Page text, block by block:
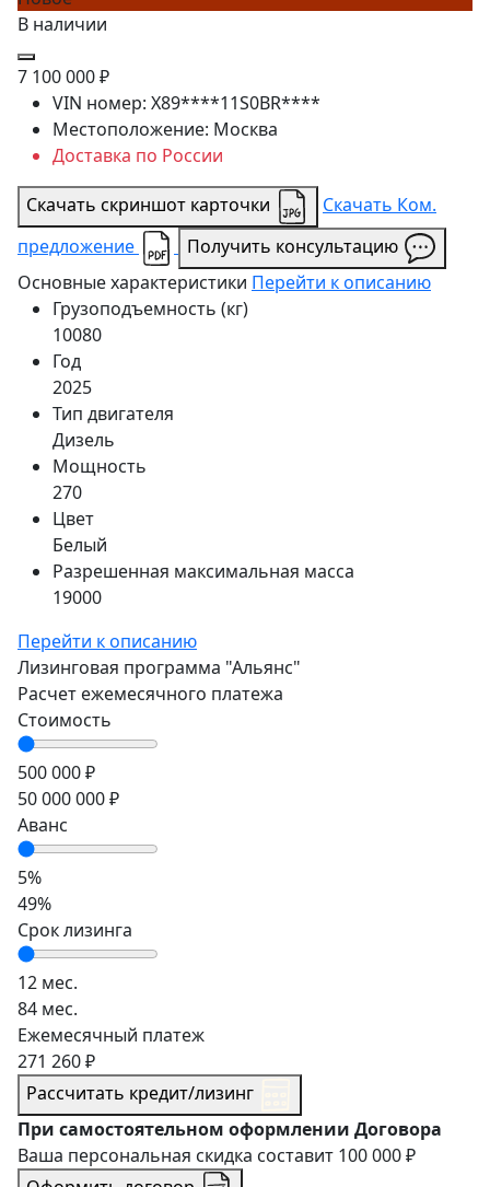
В наличии
7 100 000 ₽
VIN номер: X89****11S0BR****
Местоположение: Москва
Доставка по России
Скачать скриншот карточки
Скачать Ком.
предложение
Получить консультацию
Основные характеристики Перейти к описанию
Грузоподъемность (кг)
10080
Год
2025
Тип двигателя
Дизель
Мощность
270
Цвет
Белый
Разрешенная максимальная масса
19000
Перейти к описанию
Лизинговая программа "Альянс"
Расчет ежемесячного платежа
Стоимость
500 000 ₽
50 000 000 ₽
Аванс
5%
49%
Срок лизинга
12 мес.
84 мес.
Ежемесячный платеж
271 260 ₽
Рассчитать кредит/лизинг
При самостоятельном оформлении Договора
Ваша персональная скидка составит 100 000 ₽